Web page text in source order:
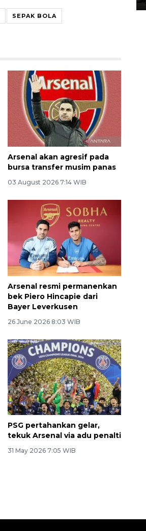
SEPAK BOLA
Arsenal akan agresif pada
bursa transfer musim panas
03 August 2026 7:14 WIB
Arsenal resmi permanenkan
bek Piero Hincapie dari
Bayer Leverkusen
26 June 2026 8:03 WIB
PSG pertahankan gelar,
tekuk Arsenal via adu penalti
31 May 2026 7:05 WIB